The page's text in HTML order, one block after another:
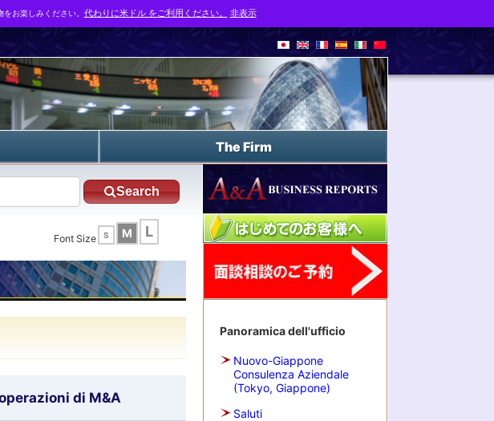
The Firm
Search
Font Size S M L
di M&A
Panoramica dell'ufficio
Nuovo-Giappone
Consulenza Aziendale
(Tokyo, Giappone)
Saluti
お楽しみください。 代わりに米ドル をご利用ください。 非表示